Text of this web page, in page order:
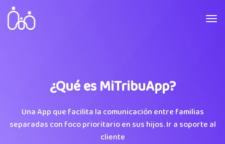
¿Qué es MiTribuApp?
Una App que facilita la comunicación entre familias
separadas con foco prioritario en sus hijos. Ir a soporte al
cliente